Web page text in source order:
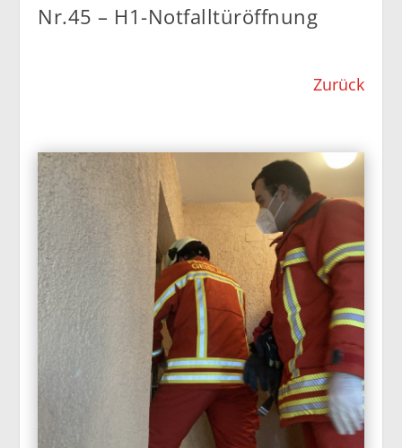
Nr.45 – H1-Notfalltüröffnung
Zurück